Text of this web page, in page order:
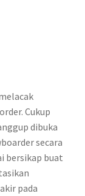
Cukup
dibuka
secara
bersikap buat
pada